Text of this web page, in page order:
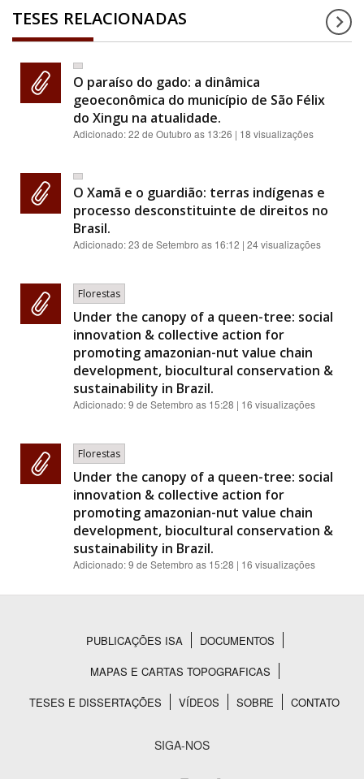
TESES RELACIONADAS
O paraíso do gado: a dinâmica
geoeconômica do município de São Félix
do Xingu na atualidade.
Adicionado:22 de Outubro as 13:26 | 18 visualizações
O Xamã e o guardião: terras indígenas e
processo desconstituinte de direitos no
Brasil.
Adicionado:23 de Setembro as 16:12 | 24 visualizações
Florestas
Under the canopy of a queen-tree: social
innovation & collective action for
promoting amazonian-nut value chain
development, biocultural conservation &
sustainability in Brazil.
Adicionado:9 de Setembro as 15:28 | 16 visualizações
Florestas
Under the canopy of a queen-tree: social
innovation & collective action for
promoting amazonian-nut value chain
development, biocultural conservation &
sustainability in Brazil.
Adicionado:9 de Setembro as 15:28 | 16 visualizações
Rodapé
PUBLICAÇÕES ISA
DOCUMENTOS
MAPAS E CARTAS TOPOGRAFICAS
TESES E DISSERTAÇÕES
VÍDEOS SOBRE CONTATO
SIGA-NOS